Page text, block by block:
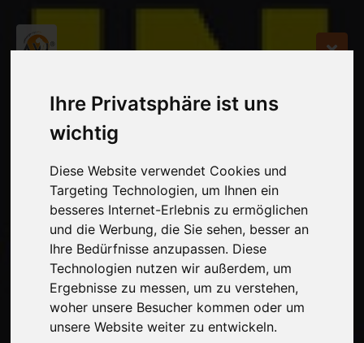
Ihre Privatsphäre ist uns
wichtig
Diese Website verwendet Cookies und
Targeting Technologien, um Ihnen ein
besseres Internet-Erlebnis zu ermöglichen
und die Werbung, die Sie sehen, besser an
Ihre Bedürfnisse anzupassen. Diese
Technologien nutzen wir außerdem, um
Ergebnisse zu messen, um zu verstehen,
woher unsere Besucher kommen oder um
unsere Website weiter zu entwickeln.